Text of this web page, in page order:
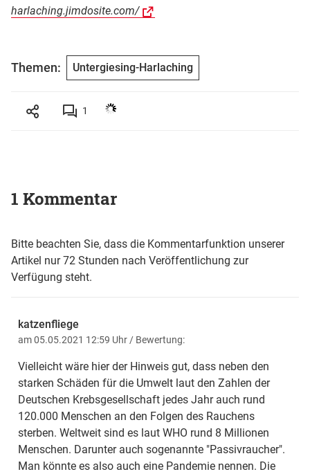
harlaching.jimdosite.com/
Themen: Untergiesing-Harlaching
1
1 Kommentar
Bitte beachten Sie, dass die Kommentarfunktion unserer
Artikel nur 72 Stunden nach Veröffentlichung zur
Verfügung steht.
katzenfliege
am 05.05.2021 12:59 Uhr / Bewertung:
Vielleicht wäre hier der Hinweis gut, dass neben den
starken Schäden für die Umwelt laut den Zahlen der
Deutschen Krebsgesellschaft jedes Jahr auch rund
120.000 Menschen an den Folgen des Rauchens
sterben. Weltweit sind es laut WHO rund 8 Millionen
Menschen. Darunter auch sogenannte "Passivraucher".
Man könnte es also auch eine Pandemie nennen. Die